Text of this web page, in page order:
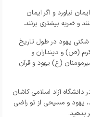
نیاورد و اگر ایمان
و ضربه بیشتری بزنند.
یهود در طول تاریخ
(ص) و دینداران و
(ع) یهود و قرآن
آزاد اسلامی کاشان
یهود و مسیحی از تو راضی
بدهید.